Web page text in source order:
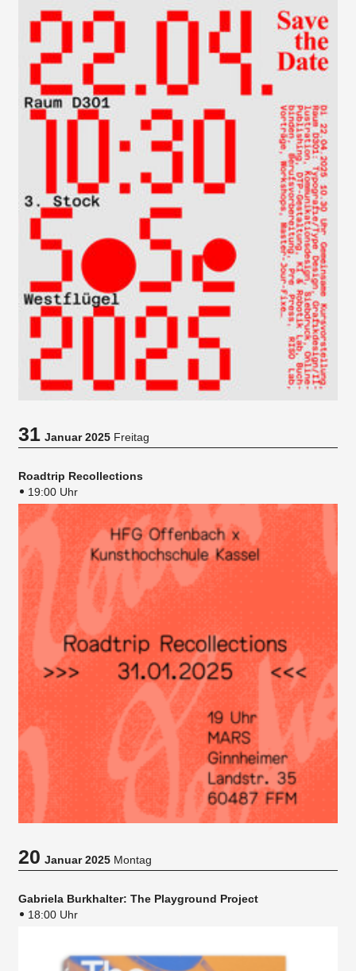
31Januar 2025 Freitag
Roadtrip Recollections
19:00 Uhr
20Januar 2025 Montag
Gabriela Burkhalter: The Playground Project
18:00 Uhr